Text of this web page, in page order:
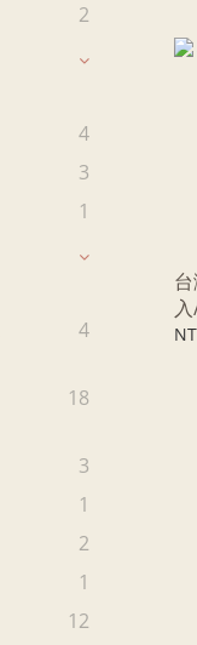
2
4
3
1
4
18
3
1
2
1
12